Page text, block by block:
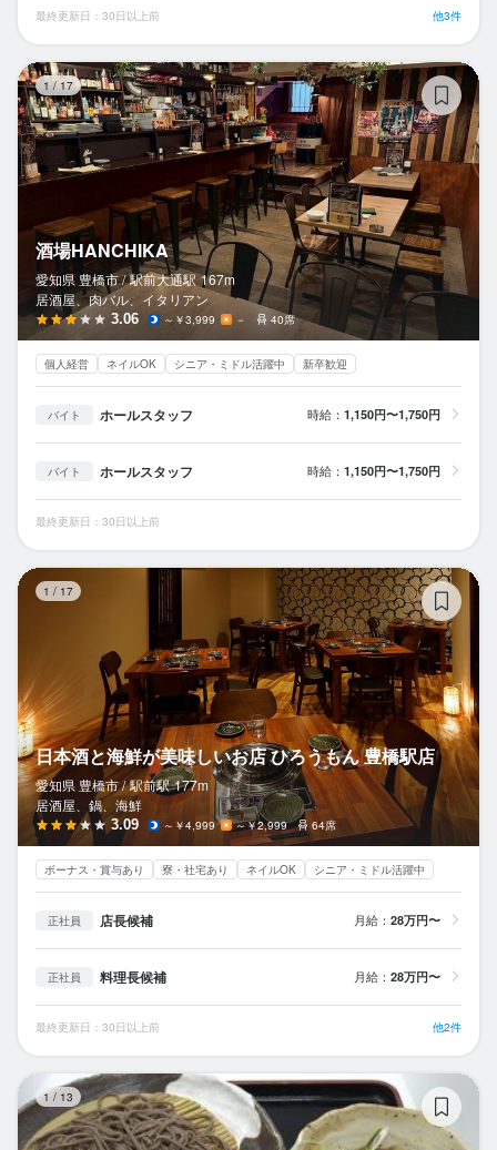
最終更新日：30日以上前 他3件
1/ 17
酒場HANCHIKA
愛知県 豊橋市 / 駅前大通駅 167m
居酒屋、肉バル、イタリアン
3.06 ～￥3,999 － 40席
個人経営 ネイルOK シニア・ミドル活躍中 新卒歓迎
バイト ホールスタッフ 時給： 1,150円〜1,750円
バイト ホールスタッフ 時給： 1,150円〜1,750円
最終更新日：30日以上前
1 / 17
日本酒と海鮮が美味しいお店 ひろうもん 豊橋駅店
愛知県 豊橋市 / 駅前駅 177m
居酒屋、鍋、海鮮
3.09 ～￥4,999 ～￥2,999 64席
ボーナス・賞与あり 寮・社宅あり ネイルOK シニア・ミドル活躍中
正社員 店長候補 月給： 28万円〜
正社員 料理長候補 月給： 28万円〜
最終更新日：30日以上前 他2件
1 / 13